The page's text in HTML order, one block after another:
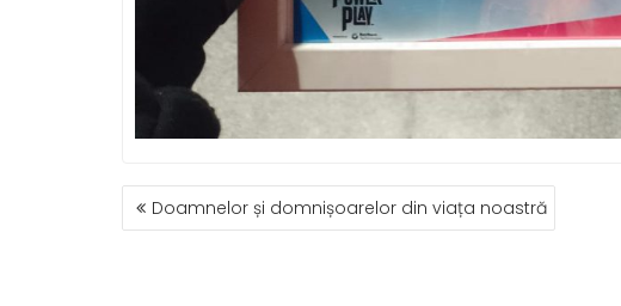
NAVIGARE
ÎN Doamnelor și domnișoarelor din viața noastră